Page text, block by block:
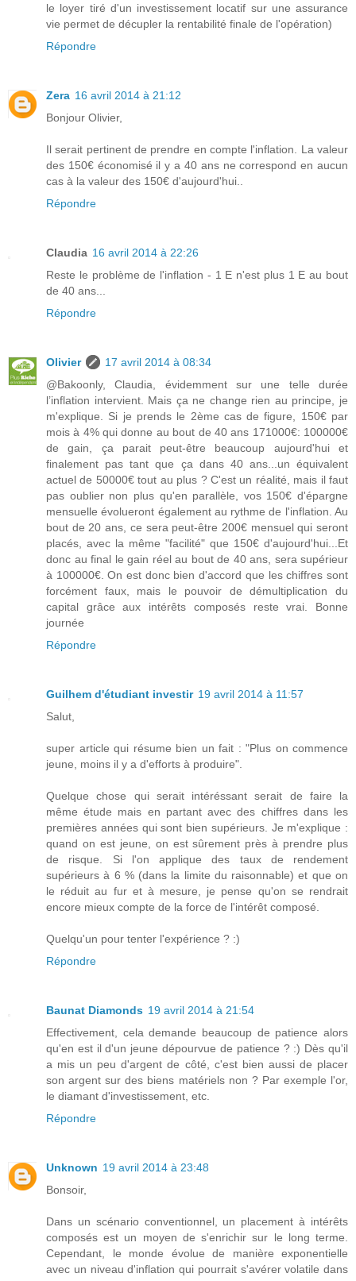
le loyer tiré d'un investissement locatif sur une assurance
vie permet de décupler la rentabilité finale de l'opération)
Répondre
Zera 16 avril 2014 à 21:12
Bonjour Olivier,
Il serait pertinent de prendre en compte l'inflation. La valeur
des 150€ économisé il y a 40 ans ne correspond en aucun
cas à la valeur des 150€ d'aujourd'hui..
Répondre
Claudia 16 avril 2014 à 22:26
Reste le problème de l'inflation - 1 E n'est plus 1 E au bout
de 40 ans...
Répondre
Olivier
17 avril 2014 à 08:34
@Bakoonly, Claudia, évidemment sur une telle durée
l’inflation intervient. Mais ça ne change rien au principe, je
m'explique. Si je prends le 2ème cas de figure, 150€ par
mois à 4% qui donne au bout de 40 ans 171000€: 100000€
de gain, ça parait peut-être beaucoup aujourd'hui et
finalement pas tant que ça dans 40 ans...un équivalent
actuel de 50000€ tout au plus ? C'est un réalité, mais il faut
pas oublier non plus qu'en parallèle, vos 150€ d'épargne
mensuelle évolueront également au rythme de l'inflation. Au
bout de 20 ans, ce sera peut-être 200€ mensuel qui seront
placés, avec la même "facilité" que 150€ d'aujourd'hui...Et
donc au final le gain réel au bout de 40 ans, sera supérieur
à 100000€. On est donc bien d'accord que les chiffres sont
forcément faux, mais le pouvoir de démultiplication du
capital grâce aux intérêts composés reste vrai. Bonne
journée
Répondre
Guilhem d'étudiant investir 19 avril 2014 à 11:57
Salut,
super article qui résume bien un fait : "Plus on commence
jeune, moins il y a d'efforts à produire".
Quelque chose qui serait intéréssant serait de faire la
même étude mais en partant avec des chiffres dans les
premières années qui sont bien supérieurs. Je m'explique :
quand on est jeune, on est sûrement près à prendre plus
de risque. Si l'on applique des taux de rendement
supérieurs à 6 % (dans la limite du raisonnable) et que on
le réduit au fur et à mesure, je pense qu'on se rendrait
encore mieux compte de la force de l'intérêt composé.
Quelqu'un pour tenter l'expérience ? :)
Répondre
Baunat Diamonds 19 avril 2014 à 21:54
Effectivement, cela demande beaucoup de patience alors
qu'en est il d'un jeune dépourvue de patience ? :) Dès qu'il
a mis un peu d'argent de côté, c'est bien aussi de placer
son argent sur des biens matériels non ? Par exemple l'or,
le diamant d'investissement, etc.
Répondre
Unknown 19 avril 2014 à 23:48
Bonsoir,
Dans un scénario conventionnel, un placement à intérêts
composés est un moyen de s'enrichir sur le long terme.
Cependant, le monde évolue de manière exponentielle
avec un niveau d'inflation qui pourrait s'avérer volatile dans